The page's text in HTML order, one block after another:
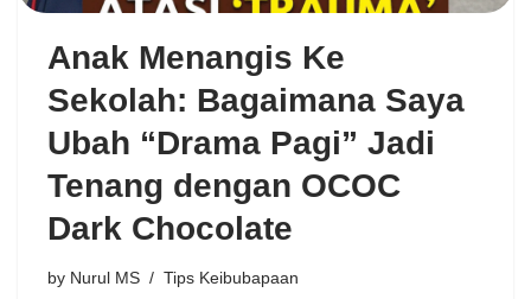
Anak Menangis Ke
Sekolah: Bagaimana Saya
Ubah “Drama Pagi” Jadi
Tenang dengan OCOC
Dark Chocolate
by Nurul MS Tips Keibubapaan